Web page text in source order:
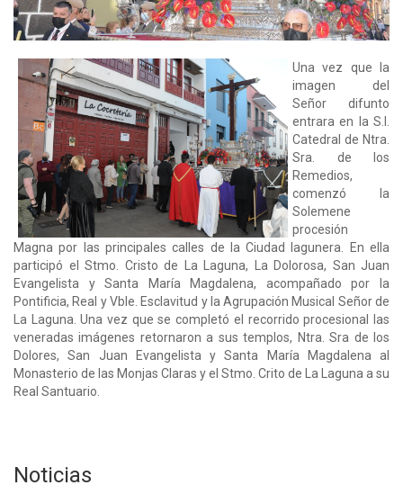
Una vez que la
imagen del
Señor difunto
entrara en la S.I.
Catedral de Ntra.
Sra. de los
Remedios,
comenzó la
Solemene
procesión
Magna por las principales calles de la Ciudad lagunera. En ella
participó el Stmo. Cristo de La Laguna, La Dolorosa, San Juan
Evangelista y Santa María Magdalena, acompañado por la
Pontificia, Real y Vble. Esclavitud y la Agrupación Musical Señor de
La Laguna. Una vez que se completó el recorrido procesional las
veneradas imágenes retornaron a sus templos, Ntra. Sra de los
Dolores, San Juan Evangelista y Santa María Magdalena al
Monasterio de las Monjas Claras y el Stmo. Crito de La Laguna a su
Real Santuario.
Noticias